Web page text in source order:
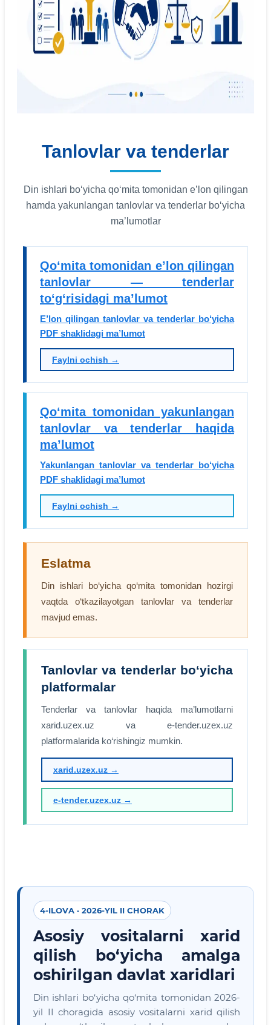
Tanlovlar va tenderlar
Din ishlari bo‘yicha qo‘mita tomonidan e’lon qilingan
hamda yakunlangan tanlovlar va tenderlar bo‘yicha
ma’lumotlar
Qo‘mita tomonidan e’lon qilingan
tanlovlar — tenderlar
to‘g‘risidagi ma’lumot
E’lon qilingan tanlovlar va tenderlar bo‘yicha
PDF shaklidagi ma’lumot
Faylni ochish →
Qo‘mita tomonidan yakunlangan
tanlovlar va tenderlar haqida
ma’lumot
Yakunlangan tanlovlar va tenderlar bo‘yicha
PDF shaklidagi ma’lumot
Faylni ochish →
Eslatma
Din ishlari bo‘yicha qo‘mita tomonidan hozirgi
vaqtda o‘tkazilayotgan tanlovlar va tenderlar
mavjud emas.
Tanlovlar va tenderlar bo‘yicha
platformalar
Tenderlar va tanlovlar haqida ma’lumotlarni
xarid.uzex.uz va e-tender.uzex.uz
platformalarida ko‘rishingiz mumkin.
xarid.uzex.uz →
e-tender.uzex.uz →
4-ILOVA · 2026-YIL II CHORAK
Asosiy vositalarni xarid
qilish bo‘yicha amalga
oshirilgan davlat xaridlari
Din ishlari bo‘yicha qo‘mita tomonidan 2026-
yil II choragida asosiy vositalarni xarid qilish